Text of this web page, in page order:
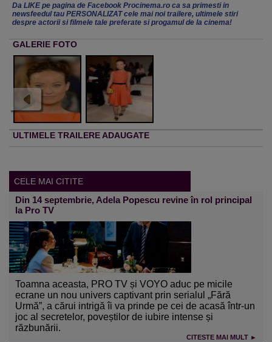
Da LIKE pe pagina de Facebook Procinema.ro ca sa primesti in
newsfeedul tau PERSONALIZAT cele mai noi trailere, ultimele stiri
despre actorii si filmele tale preferate si progamul de la cinema!
GALERIE FOTO
ULTIMELE TRAILERE ADAUGATE
CELE MAI CITITE
Din 14 septembrie, Adela Popescu revine în rol principal
la Pro TV
Toamna aceasta, PRO TV și VOYO aduc pe micile
ecrane un nou univers captivant prin serialul „Fără
Urmă”, a cărui intrigă îi va prinde pe cei de acasă într-un
joc al secretelor, poveștilor de iubire intense și
răzbunării.
CITESTE MAI MULT ►